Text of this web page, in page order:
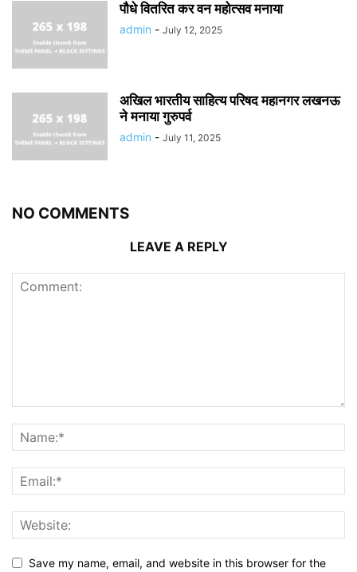
पौधे वितरित कर वन महोत्सव मनाया
admin - July 12, 2025
अखिल भारतीय साहित्य परिषद महानगर लखनऊ
ने मनाया गुरुपर्व
admin - July 11, 2025
NO COMMENTS
LEAVE A REPLY
Save my name, email, and website in this browser for the